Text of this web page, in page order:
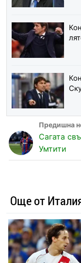
Сагата
Умтити
Още от